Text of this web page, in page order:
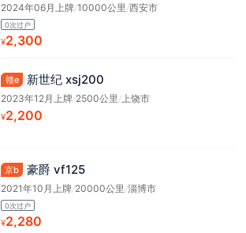
2024年06月上牌/10000公里 /西安市
0次过户
¥2,300
赣e 新世纪 xsj200
2023年12月上牌/2500公里 /上饶市
¥2,200
京b 豪爵 vf125
2021年10月上牌/20000公里 /淄博市
0次过户
¥2,280